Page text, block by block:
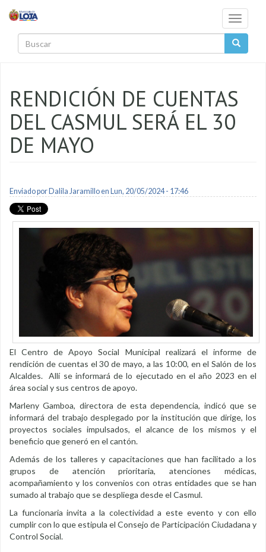
Toggle
RENDICIÓN DE CUENTAS
DEL CASMUL SERÁ EL 30
DE MAYO
Enviado por Dalila Jaramilloen Lun, 20/05/2024 - 17:46
El Centro de Apoyo Social Municipal realizará el informe de
rendición de cuentas el 30 de mayo, a las 10:00, en el Salón de los
Alcaldes. Allí se informará de lo ejecutado en el año 2023 en el
área social y sus centros de apoyo.
Marleny Gamboa, directora de esta dependencia, indicó que se
informará del trabajo desplegado por la institución que dirige, los
proyectos sociales impulsados, el alcance de los mismos y el
beneficio que generó en el cantón.
Además de los talleres y capacitaciones que han facilitado a los
grupos de atención prioritaria, atenciones médicas,
acompañamiento y los convenios con otras entidades que se han
sumado al trabajo que se despliega desde el Casmul.
La funcionaria invita a la colectividad a este evento y con ello
cumplir con lo que estipula el Consejo de Participación Ciudadana y
Control Social.